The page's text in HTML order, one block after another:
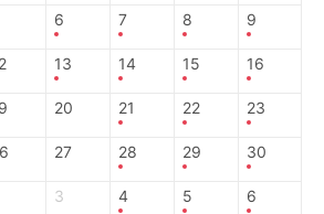
6 7 8 9
13 14 15 16
20 21 22 23
27 28 29 30
3 4 5 6